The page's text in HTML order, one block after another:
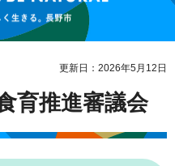
更新日：2026年5月12日
育推進審議会